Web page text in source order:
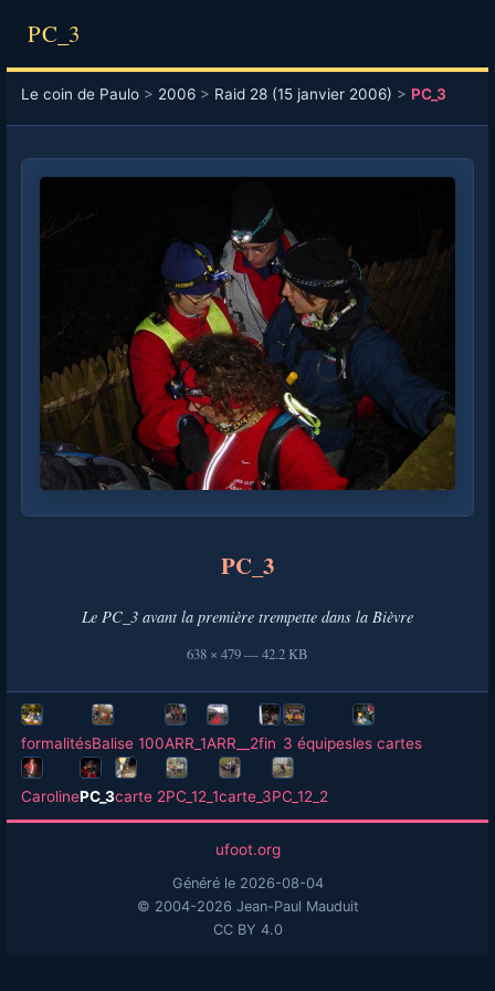
PC_3
Le coin de Paulo> 2006> Raid 28 (15 janvier 2006) > PC_3
PC_3
Le PC_3 avant la première trempette dans la Bièvre
638 × 479 — 42.2 KB
formalitésBalise 100ARR_1ARR__2fin 3 équipesles cartes
CarolinePC_3carte 2PC_12_1carte_3PC_12_2
ufoot.org
Généré le 2026-08-04
© 2004-2026 Jean-Paul Mauduit
CC BY 4.0